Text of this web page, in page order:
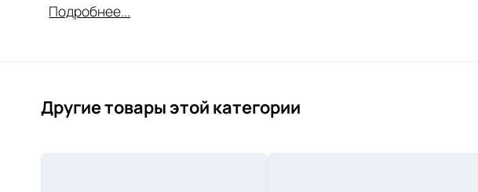
Подробнее...
Другие товары этой категории